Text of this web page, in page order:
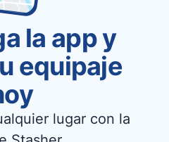
la app y
equipaje
lugar con la